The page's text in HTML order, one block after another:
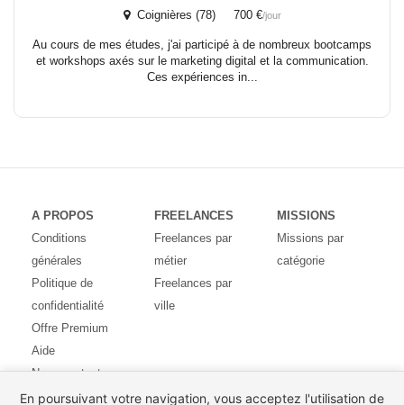
Coignières (78) 700 €/jour
Au cours de mes études, j'ai participé à de nombreux bootcamps
et workshops axés sur le marketing digital et la communication.
Ces expériences in...
A PROPOS
Conditions
générales
Politique de
confidentialité
Offre Premium
Aide
Nous contacter
Avis des
FREELANCES
Freelances par
métier
Freelances par
ville
MISSIONS
Missions par
catégorie
En poursuivant votre navigation, vous acceptez l'utilisation de